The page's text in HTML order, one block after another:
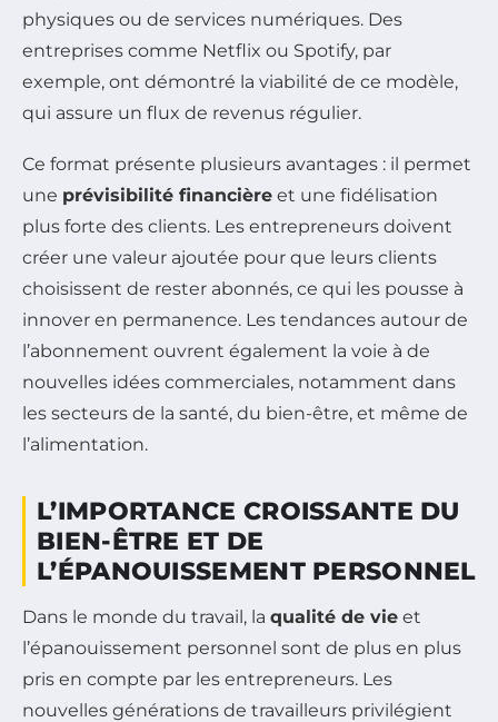
physiques ou de services numériques. Des
entreprises comme Netflix ou Spotify, par
exemple, ont démontré la viabilité de ce modèle,
qui assure un flux de revenus régulier.
Ce format présente plusieurs avantages : il permet
une prévisibilité financière et une fidélisation
plus forte des clients. Les entrepreneurs doivent
créer une valeur ajoutée pour que leurs clients
choisissent de rester abonnés, ce qui les pousse à
innover en permanence. Les tendances autour de
l’abonnement ouvrent également la voie à de
nouvelles idées commerciales, notamment dans
les secteurs de la santé, du bien-être, et même de
l’alimentation.
L’IMPORTANCE CROISSANTE DU
BIEN-ÊTRE ET DE
L’ÉPANOUISSEMENT PERSONNEL
Dans le monde du travail, la qualité de vie et
l’épanouissement personnel sont de plus en plus
pris en compte par les entrepreneurs. Les
nouvelles générations de travailleurs privilégient